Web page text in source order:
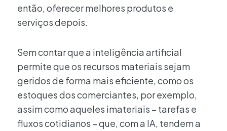
então, oferecer melhores produtos e
serviços depois.
Sem contar que a inteligência artificial
permite que os recursos materiais sejam
geridos de forma mais eficiente, como os
estoques dos comerciantes, por exemplo,
assim como aqueles imateriais – tarefas e
fluxos cotidianos – que, com a IA, tendem a